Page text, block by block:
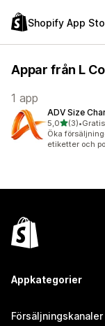
Shopify App
Appar från L
1 app
ADV Size
5,0av 5 stjärnor
(3)
3 recensioner
•Gratis
Öka
etiketter och
Appkategorier
Försäljningskanaler